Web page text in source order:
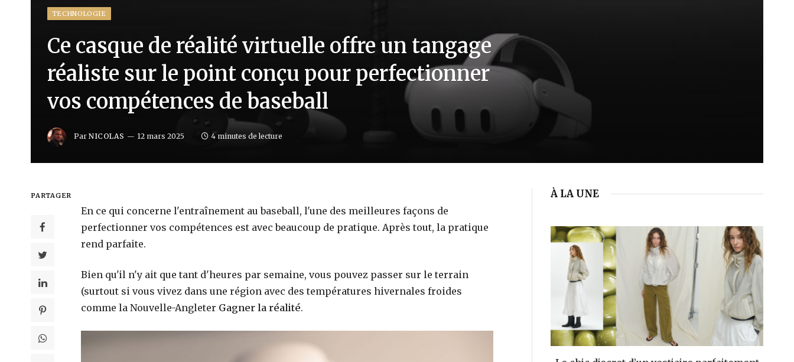
TECHNOLOGIE
Ce casque de réalité virtuelle offre un tangage
réaliste sur le point conçu pour perfectionner
vos compétences de baseball
Par NICOLAS 12 mars 2025 4 minutes de lecture
PARTAGER
En ce qui concerne l'entraînement au baseball, l'une des meilleures façons de
perfectionner vos compétences est avec beaucoup de pratique. Après tout, la pratique
rend parfaite.
Bien qu'il n'y ait que tant d'heures par semaine, vous pouvez passer sur le terrain
(surtout si vous vivez dans une région avec des températures hivernales froides
comme la Nouvelle-Angleter Gagner la réalité.
À LA UNE